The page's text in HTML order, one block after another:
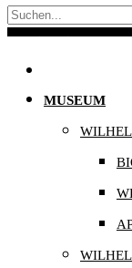
Navigation
MUSEUM